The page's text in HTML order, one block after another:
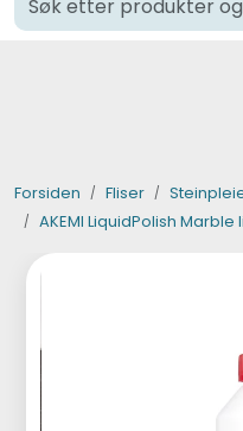
Skip to main content
Forsiden Fliser
AKEMI LiquidPolish Marble
Byggevarer
Fliser